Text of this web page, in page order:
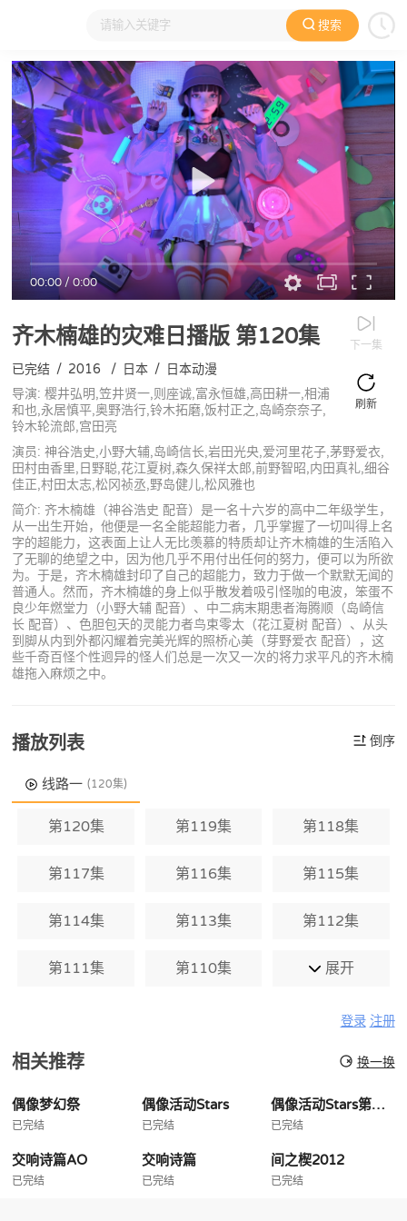
搜索
大家在看 日本动漫 国产动漫 欧美动漫 动漫电影
00:00/0:00
齐木楠雄的灾难日播版第120集 下一集
刷新
已完结 / 2016 / 日本 / 日本动漫
导演: 樱井弘明,笠井贤一,则座诚,富永恒雄,高田耕一,相浦
和也,永居慎平,奥野浩行,铃木拓磨,饭村正之,岛崎奈奈子,
铃木轮流郎,宫田亮
演员: 神谷浩史,小野大辅,岛崎信长,岩田光央,爱河里花子,茅野爱衣,
田村由香里,日野聪,花江夏树,森久保祥太郎,前野智昭,内田真礼,细谷
佳正,村田太志,松冈祯丞,野岛健儿,松风雅也
简介: 齐木楠雄（神谷浩史 配音）是一名十六岁的高中二年级学生，
从一出生开始，他便是一名全能超能力者，几乎掌握了一切叫得上名
字的超能力，这表面上让人无比羡慕的特质却让齐木楠雄的生活陷入
了无聊的绝望之中，因为他几乎不用付出任何的努力，便可以为所欲
为。于是，齐木楠雄封印了自己的超能力，致力于做一个默默无闻的
普通人。然而，齐木楠雄的身上似乎散发着吸引怪咖的电波，笨蛋不
良少年燃堂力（小野大辅 配音）、中二病末期患者海腾顺（岛崎信
长 配音）、色胆包天的灵能力者鸟束零太（花江夏树 配音）、从头
到脚从内到外都闪耀着完美光辉的照桥心美（芽野爱衣 配音），这
些千奇百怪个性迥异的怪人们总是一次又一次的将力求平凡的齐木楠
雄拖入麻烦之中。
播放列表 倒序
线路一 (120集)
第120集 第119集 第118集
第117集 第116集 第115集
第114集 第113集 第112集
第111集 第110集 展开
登录 注册
相关推荐 换一换
偶像梦幻祭
已完结
偶像活动Stars
已完结
偶像活动Stars第二季
已完结
交响诗篇AO
已完结
交响诗篇
已完结
间之楔2012
已完结